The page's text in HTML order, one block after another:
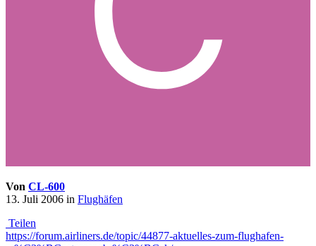
Von CL-600
13. Juli 2006 in Flughäfen
Teilen
https://forum.airliners.de/topic/44877-aktuelles-zum-flughafen-